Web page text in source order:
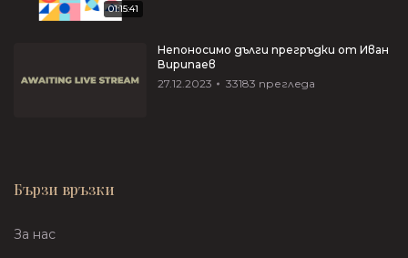
01:15:41
Непоносимо дълги прегръдки от Иван
Вирипаев
27.12.2023
33183 прегледа
Бързи връзки
За нас